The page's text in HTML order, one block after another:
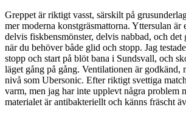
Greppet är riktigt vasst, särskilt på
mer moderna konstgräsmattorna. Yttersulan är
delvis fiskbensmönster, delvis nabbad, och
när du behöver både glid och stopp. Jag
stopp och start på blöt bana i Sundsvall, och
läget gång på gång. Ventilationen är godkänd,
nivå som Ubersonic. Efter riktigt svettiga
varm, men jag har inte upplevt några problem
materialet är antibakteriellt och känns fräscht